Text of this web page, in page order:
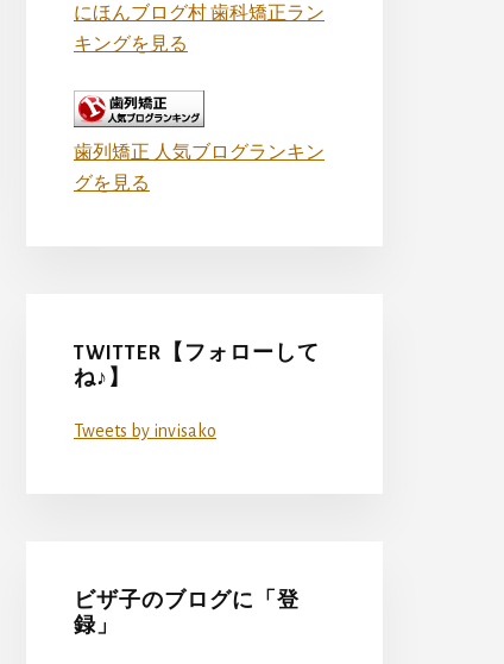
にほんブログ村 歯科矯正ラン
キングを見る
歯列矯正 人気ブログランキン
グを見る
TWITTER【フォローして
ね♪】
Tweets by invisako
ビザ子のブログに「登
録」